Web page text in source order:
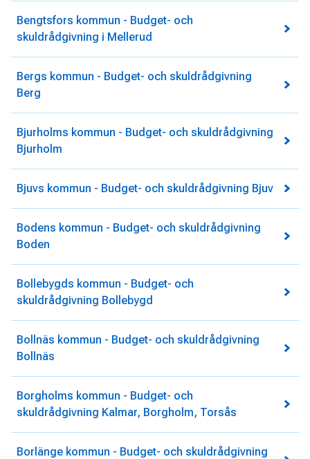
Bengtsfors kommun - Budget- och
skuldrådgivning i Mellerud
Bergs kommun - Budget- och skuldrådgivning
Berg
Bjurholms kommun - Budget- och skuldrådgivning
Bjurholm
Bjuvs kommun - Budget- och skuldrådgivning Bjuv
Bodens kommun - Budget- och skuldrådgivning
Boden
Bollebygds kommun - Budget- och
skuldrådgivning Bollebygd
Bollnäs kommun - Budget- och skuldrådgivning
Bollnäs
Borgholms kommun - Budget- och
skuldrådgivning Kalmar, Borgholm, Torsås
Borlänge kommun - Budget- och skuldrådgivning